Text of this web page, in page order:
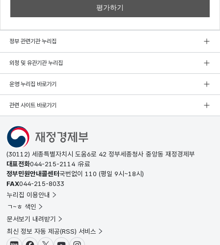
정부 관련기관 누리집
외청 및 유관기관 누리집
운영 누리집 바로가기
관련 사이트 바로가기
(30112) 세종특별자치시 도움6로 42 정부세종청사 중앙동 재정경제부
대표전화044-215-2114 유료
정부민원안내콜센터국번없이 110 (평일 9시~18시)
FAX044-215-8033
누리집 이용안내
ㄱ~ㅎ 색인
문서보기 내려받기
최신 정보 자동 제공(RSS) 서비스
블로그페이스북X(트위터)유튜브인스타그램